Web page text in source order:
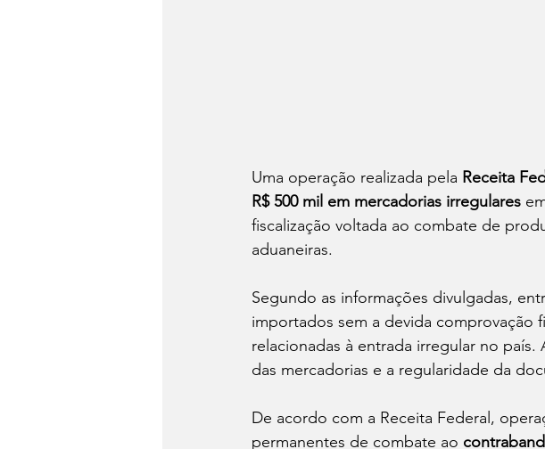
Uma operação realizada pela Receita
R$ 500 mil em mercadorias irregulares
fiscalização voltada ao combate de
aduaneiras.
Segundo as informações divulgadas,
importados sem a devida comprovação
relacionadas à entrada irregular no
das mercadorias e a regularidade da
De acordo com a Receita Federal,
permanentes de combate ao